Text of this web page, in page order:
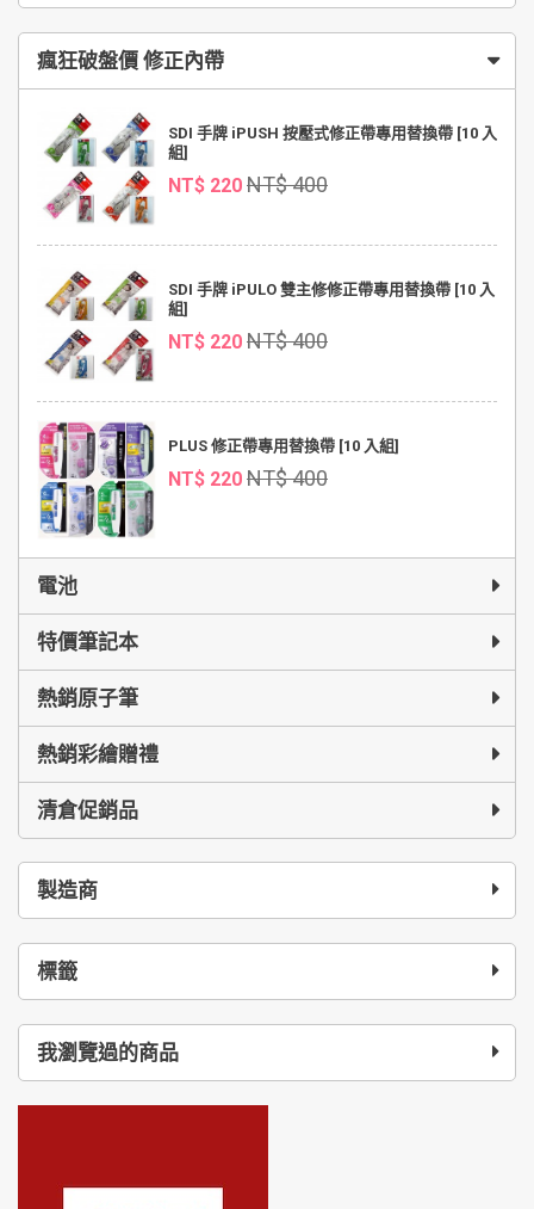
瘋狂破盤價 修正內帶
SDI 手牌 iPUSH 按壓式修正帶專用替換帶 [10 入
組]
NT$ 220 NT$ 400
SDI 手牌 iPULO 雙主修修正帶專用替換帶 [10 入
組]
NT$ 220 NT$ 400
PLUS 修正帶專用替換帶 [10 入組]
NT$ 220 NT$ 400
電池
特價筆記本
熱銷原子筆
熱銷彩繪贈禮
清倉促銷品
製造商
標籤
我瀏覽過的商品